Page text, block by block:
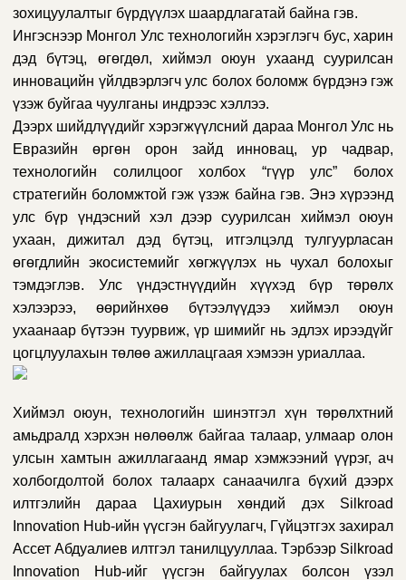
зохицуулалтыг бүрдүүлэх шаардлагатай байна гэв.
Ингэснээр Монгол Улс технологийн хэрэглэгч бус, харин
дэд бүтэц, өгөгдөл, хиймэл оюун ухаанд суурилсан
инновацийн үйлдвэрлэгч улс болох боломж бүрдэнэ гэж
үзэж буйгаа чуулганы индрээс хэллээ.
Дээрх шийдлүүдийг хэрэгжүүлсний дараа Монгол Улс нь
Евразийн өргөн орон зайд инновац, ур чадвар,
технологийн солилцоог холбох “гүүр улс” болох
стратегийн боломжтой гэж үзэж байна гэв. Энэ хүрээнд
улс бүр үндэсний хэл дээр суурилсан хиймэл оюун
ухаан, дижитал дэд бүтэц, итгэлцэлд тулгуурласан
өгөгдлийн экосистемийг хөгжүүлэх нь чухал болохыг
тэмдэглэв. Улс үндэстнүүдийн хүүхэд бүр төрөлх
хэлээрээ, өөрийнхөө бүтээлүүдээ хиймэл оюун
ухаанаар бүтээн туурвиж, үр шимийг нь эдлэх ирээдүйг
цогцлуулахын төлөө ажиллацгаая хэмээн уриаллаа.
Хиймэл оюун, технологийн шинэтгэл хүн төрөлхтний
амьдралд хэрхэн нөлөөлж байгаа талаар, улмаар олон
улсын хамтын ажиллагаанд ямар хэмжээний үүрэг, ач
холбогдолтой болох талаарх санаачилга бүхий дээрх
илтгэлийн дараа Цахиурын хөндий дэх Silkroad
Innovation Hub-ийн үүсгэн байгуулагч, Гүйцэтгэх захирал
Ассет Абдуалиев илтгэл танилцууллаа. Тэрбээр Silkroad
Innovation Hub-ийг үүсгэн байгуулах болсон үзэл